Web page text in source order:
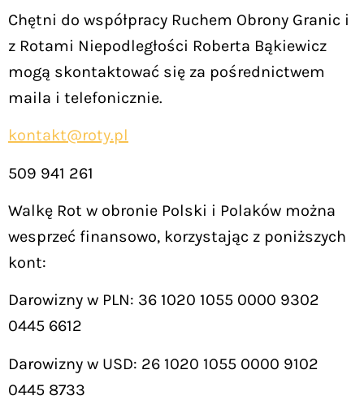
Chętni do współpracy Ruchem Obrony Granic i
z Rotami Niepodległości Roberta Bąkiewicz
mogą skontaktować się za pośrednictwem
maila i telefonicznie.
kontakt@roty.pl
509 941 261
Walkę Rot w obronie Polski i Polaków można
wesprzeć finansowo, korzystając z poniższych
kont:
Darowizny w PLN: 36 1020 1055 0000 9302
0445 6612
Darowizny w USD: 26 1020 1055 0000 9102
0445 8733